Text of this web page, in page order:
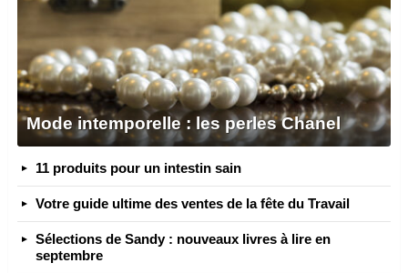
Mode intemporelle : les perles Chanel
11 produits pour un intestin sain
Votre guide ultime des ventes de la fête du Travail
Sélections de Sandy : nouveaux livres à lire en
septembre